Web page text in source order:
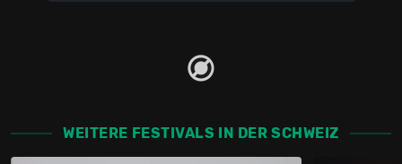
WEITERE FESTIVALS IN DER SCHWEIZ